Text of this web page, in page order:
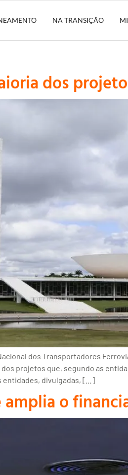
NA TRANSIÇÃO
dos
dos Transportadores
projetos que, segundo as
entidades, divulgadas, […]
o